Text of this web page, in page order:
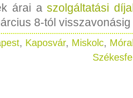
árai aszolgáltatási
8-tól
, Kaposvár, Miskolc,